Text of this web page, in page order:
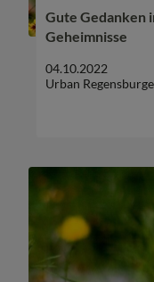
Gute Gedanken
Geheimnisse
04.10.2022
Urban